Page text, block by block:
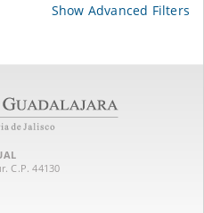
Show Advanced Filters
C.P. 44130